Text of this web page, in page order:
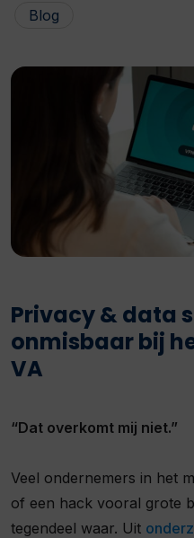
Blog
Privacy & data
onmisbaar bij
VA
“Dat overkomt mij niet.”
Veel ondernemers in het
of een hack vooral grote
tegendeel waar. Uit